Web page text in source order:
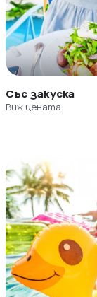
Със закуска
Виж цената